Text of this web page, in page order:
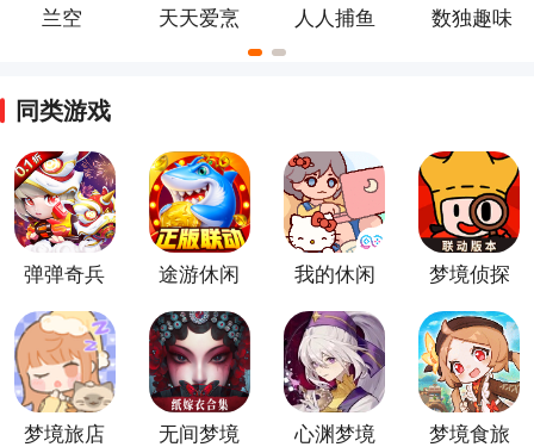
兰空
天天爱烹
人人捕鱼
数独趣味
同类游戏
弹弹奇兵
闲养生）
途游休闲
正版
我的休闲
版
梦境侦探
梦境旅店 无间梦境 心渊梦境 梦境食旅